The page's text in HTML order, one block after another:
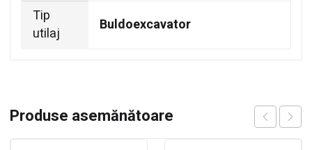
Tip
utilaj
Buldoexcavator
Produse asemănătoare